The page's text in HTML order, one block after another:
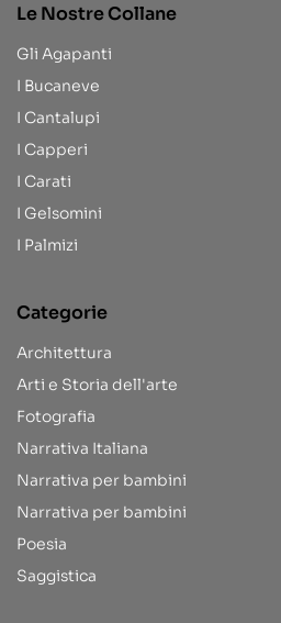
Le Nostre Collane
Gli Agapanti
I Bucaneve
I Cantalupi
I Capperi
I Carati
I Gelsomini
I Palmizi
Categorie
Architettura
Arti e Storia dell'arte
Fotografia
Narrativa Italiana
Narrativa per bambini
Narrativa per bambini
Poesia
Saggistica